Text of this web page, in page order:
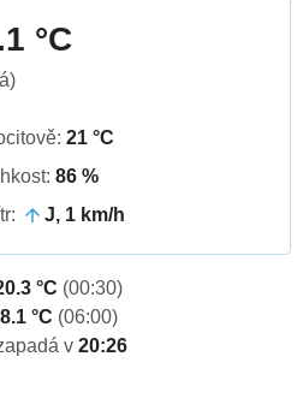
°C
21 °C
86 %
J, 1 km/h
°C (00:30)
°C (06:00)
v 20:26